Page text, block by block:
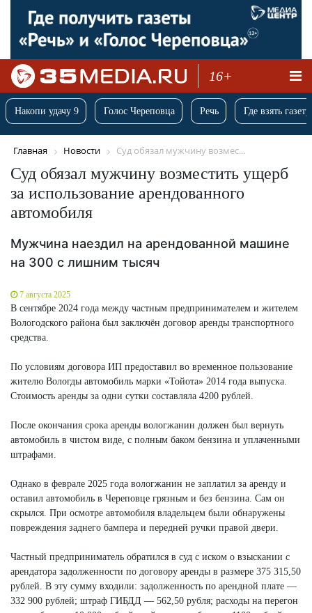
16+
Накопи удачу 9 Голос Череповца Речь Где взять
Главная Новости Суд обязал мужчину возмес...
Суд обязал мужчину возместить ущерб
за использование арендованного
автомобиля
Мужчина наездил на арендованной машине
на 300 с лишним тысяч
7 августа 2025
В сентябре 2024 года между частным предпринимателем и жителем
Вологодского района был заключён договор аренды транспортного
средства.
По условиям договора ИП предоставил во временное пользование
жителю Вологды автомобиль марки «Тойота» 2014 года выпуска.
Стоимость аренды за одни сутки составляла 4200 рублей.
После окончания срока аренды вологжанин должен был вернуть
автомобиль в чистом виде, с полным баком бензина и уплаченными
штрафами.
Однако в феврале 2025 года вологжанин не заплатил за аренду и
оставил автомобиль в Череповце грязным и без бензина. Сам он
скрылся. При осмотре автомобиля владельцем были обнаружены
повреждения заднего бампера и передней ручки правой двери.
Частный предприниматель обратился в суд с иском о взыскании с
арендатора задолженности по договору аренды в размере 375 315,50
рублей. В эту сумму входили: задолженность по арендной плате —
332 900 рублей; штраф ГИБДД — 562,50 рубля; расходы на перегон